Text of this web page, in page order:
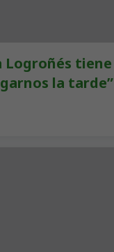
Logroñés tiene
la tarde”